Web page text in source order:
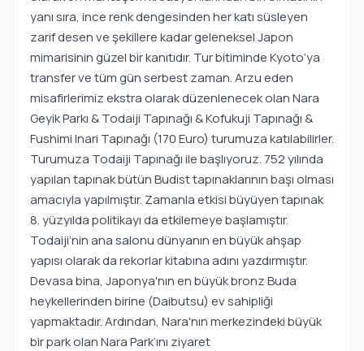
yanı sıra, ince renk dengesinden her katı süsleyen
zarif desen ve şekillere kadar geleneksel Japon
mimarisinin güzel bir kanıtıdır. Tur bitiminde Kyoto’ya
transfer ve tüm gün serbest zaman. Arzu eden
misafirlerimiz ekstra olarak düzenlenecek olan Nara
Geyik Parkı & Todaiji Tapınağı & Kofukuji Tapınağı &
Fushimi Inari Tapınağı (170 Euro) turumuza katılabilirler.
Turumuza Todaiji Tapınağı ile başlıyoruz. 752 yılında
yapılan tapınak bütün Budist tapınaklarının başı olması
amacıyla yapılmıştır. Zamanla etkisi büyüyen tapınak
8. yüzyılda politikayı da etkilemeye başlamıştır.
Todaiji’nin ana salonu dünyanın en büyük ahşap
yapısı olarak da rekorlar kitabına adını yazdırmıştır.
Devasa bina, Japonya'nın en büyük bronz Buda
heykellerinden birine (Daibutsu) ev sahipliği
yapmaktadır. Ardından, Nara'nın merkezindeki büyük
bir park olan Nara Park’ını ziyaret